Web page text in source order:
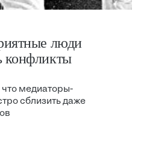
люди
конфликты
медиаторы-
сблизить даже